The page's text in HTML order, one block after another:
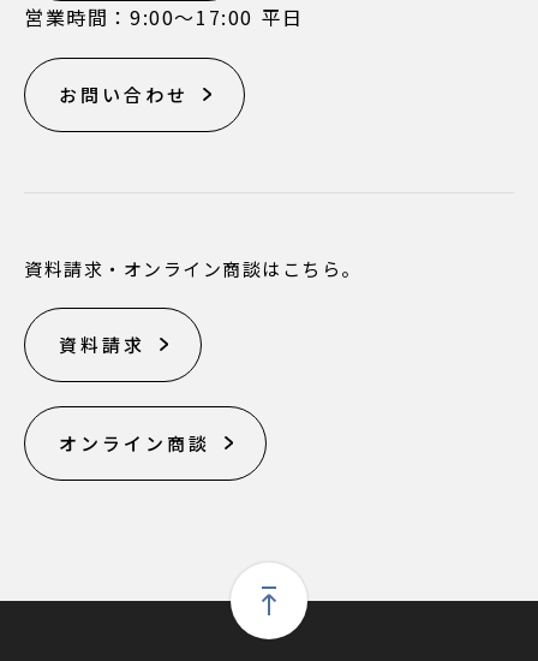
営業時間：9:00〜17:00 平日
お問い合わせ
資料請求・オンライン商談はこちら。
資料請求
オンライン商談